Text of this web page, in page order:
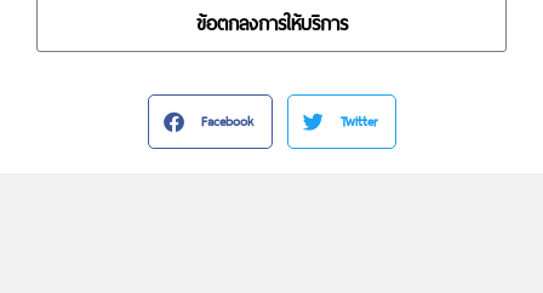
ข้อตกลงการให้บริการ
Facebook Twitter